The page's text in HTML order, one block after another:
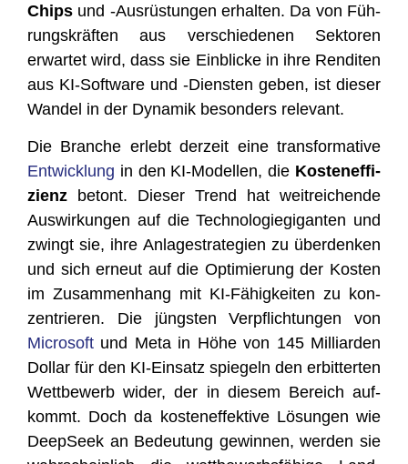
Chips und ‑Aus­rüs­tun­gen erhal­ten. Da von Füh­
rungs­kräf­ten aus ver­schie­de­nen Sek­to­ren
erwar­tet wird, dass sie Ein­bli­cke in ihre Ren­di­ten
aus KI-Soft­ware und ‑Diens­ten geben, ist die­ser
Wan­del in der Dyna­mik beson­ders relevant.
Die Bran­che erlebt der­zeit eine trans­for­ma­ti­ve
Ent­wick­lung in den KI-Model­len, die Kos­ten­ef­fi­
zi­enz betont. Die­ser Trend hat weit­rei­chen­de
Aus­wir­kun­gen auf die Tech­no­lo­gie­gi­gan­ten und
zwingt sie, ihre Anla­ge­stra­te­gien zu über­den­ken
und sich erneut auf die Opti­mie­rung der Kos­ten
im Zusam­men­hang mit KI-Fähig­kei­ten zu kon­
zen­trie­ren. Die jüngs­ten Ver­pflich­tun­gen von
Micro­soft und Meta in Höhe von 145 Mil­li­ar­den
Dol­lar für den KI-Ein­satz spie­geln den erbit­ter­ten
Wett­be­werb wider, der in die­sem Bereich auf­
kommt. Doch da kos­ten­ef­fek­ti­ve Lösun­gen wie
Deep­Seek an Bedeu­tung gewin­nen, wer­den sie